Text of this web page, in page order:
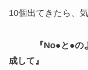
10個出てきたら、
『No●と●のよ
成して』